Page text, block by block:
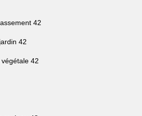
42
42
42